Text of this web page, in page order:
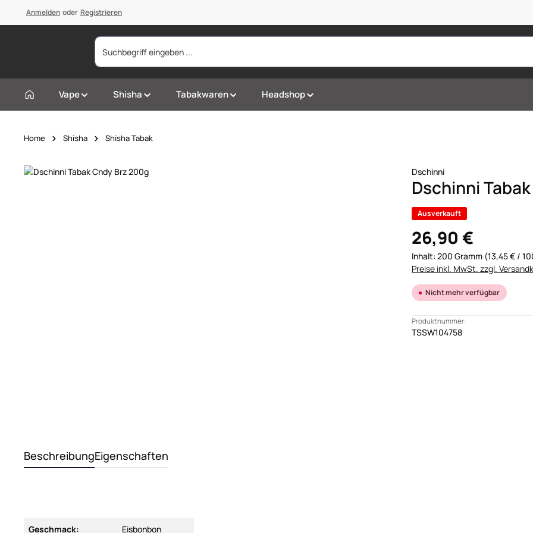
Zur Hauptnavigation springen
Anmelden oder Registrieren
Vape Shisha Tabakwaren Headshop
Home Shisha Shisha Tabak
Bildergalerie überspringen Dschinni
Dschinni
Ausverkauft
26,90 €
Inhalt: 200 Gramm (13,45 € /
Preise inkl. MwSt. zzgl.
Nicht mehr verfügbar
Produktnummer:
TSSW104758
BeschreibungEigenschaften
Geschmack: Eisbonbon